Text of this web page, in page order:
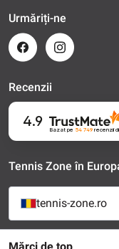
Urmăriți-ne
Recenzii
4.9
Bazat pe 54 749recenzii
Tennis Zone în
tennis-zone.ro